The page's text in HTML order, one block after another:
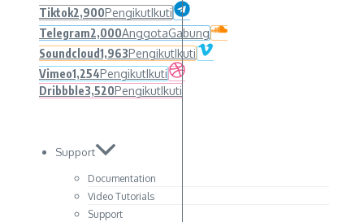
Tiktok2,900PengikutIkuti
Telegram2,000AnggotaGabung
Soundcloud1,963PengikutIkuti
Vimeo1,254PengikutIkuti
Dribbble3,520PengikutIkuti
Support
Documentation
Video Tutorials
Support